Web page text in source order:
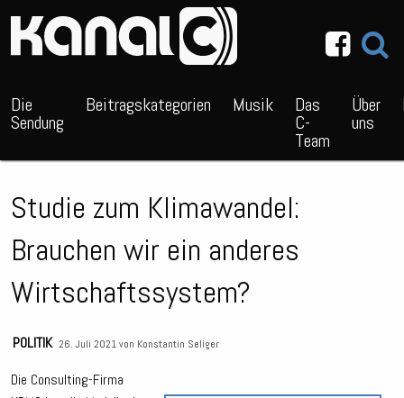
Die
Sendung
Beitragskategorien Musik Das
C-
Team
Über
uns
Studie zum Klimawandel:
Brauchen wir ein anderes
Wirtschaftssystem?
POLITIK 26. Juli 2021 von Konstantin Seliger
Die Consulting-Firma